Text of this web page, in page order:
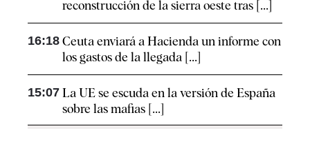
reconstrucción de la sierra oeste tras [...]
16:18 Ceuta enviará a Hacienda un informe con
los gastos de la llegada [...]
15:07 La UE se escuda en la versión de España
sobre las mafias [...]